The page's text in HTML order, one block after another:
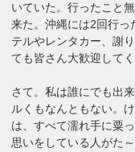
いていた。行ったこと
来た。沖縄には2回行っ
テルやレンタカー、謝
ても皆さん大歓迎してく
さて。私は誰にでも出
ルくもなんともない。
は、すべて濡れ手に粟
思いをしている人がた